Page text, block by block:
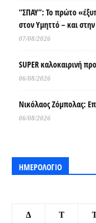
“ΣΠΑΥ”: Το πρώτο
στον Υμηττό – και
07/08/2026
SUPER καλοκαιρινή
06/08/2026
Νικόλαος Ζόμπολας:
06/08/2026
ΗΜΕΡΟΛΟΓΙΟ
Δ Τ